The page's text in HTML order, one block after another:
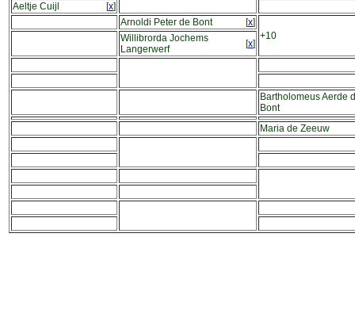
Aeltje Cuijl
[x]
Arnoldi Peter de Bont
[x]
+10
Willibrorda Jochems
Langerwerf
[x]
Bartholomeus Aerde
Bont
Maria de Zeeuw